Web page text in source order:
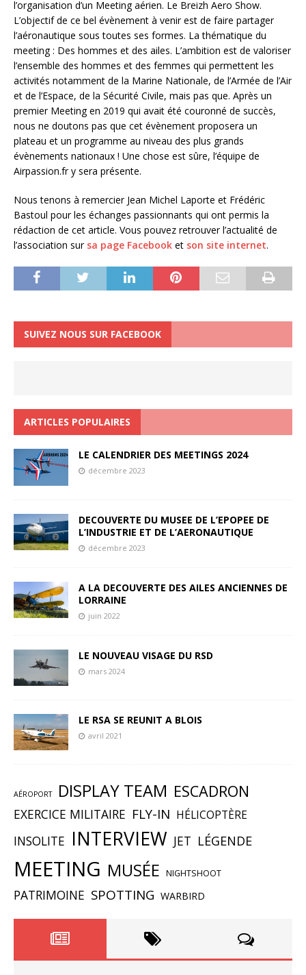
l’organisation d’un Meeting aérien. Le Breizh Aero Show.
L’objectif de ce bel évènement à venir est de faire partager
l’aéronautique sous toutes ses formes. La thématique du
meeting : Des hommes et des ailes. L’ambition est de valoriser
l’ensemble des hommes et des femmes qui permettent les
activités notamment de la Marine Nationale, de l’Armée de l’Air
et de l’Espace, de la Sécurité Civile, mais pas que. Après un
premier Meeting en 2019 qui avait été couronné de succès,
nous ne doutons pas que cet évènement proposera un
plateau et un programme au niveau des plus grands
évènements nationaux ! Une chose est sûre, l’équipe de
Airpassion.fr y sera présente.
Nous tenons à remercier Jean Michel Laporte et Frédéric
Bastoul pour les échanges passionnants qui ont permis la
rédaction de cet article. Vous pouvez retrouver l’actualité de
l’association sur sa page Facebook et son site internet.
SUIVEZ NOUS SUR FACEBOOK
ARTICLES POPULAIRES
LE CALENDRIER DES MEETINGS 2024
décembre 2023
DECOUVERTE DU MUSEE DE L’EPOPEE DE
L’INDUSTRIE ET DE L’AERONAUTIQUE
décembre 2023
A LA DECOUVERTE DES AILES ANCIENNES DE
LORRAINE
juin 2022
LE NOUVEAU VISAGE DU RSD
mars 2024
LE RSA SE REUNIT A BLOIS
avril 2021
AÉROPORT DISPLAY TEAM ESCADRON
EXERCICE MILITAIRE FLY-IN HÉLICOPTÈRE
INSOLITE INTERVIEW JET LÉGENDE
MEETING MUSÉE NIGHTSHOOT
PATRIMOINE SPOTTING WARBIRD